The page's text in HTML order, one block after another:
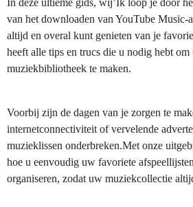
In deze ultieme gids, wij’Ik loop je door
van het downloaden van YouTube Music-
altijd en overal kunt genieten van je
heeft alle tips en trucs die u nodig hebt om
muziekbibliotheek te maken.
Voorbij zijn de dagen van je zorgen te
internetconnectiviteit of vervelende
muzieklissen onderbreken.Met onze
hoe u eenvoudig uw favoriete
organiseren, zodat uw muziekcollectie